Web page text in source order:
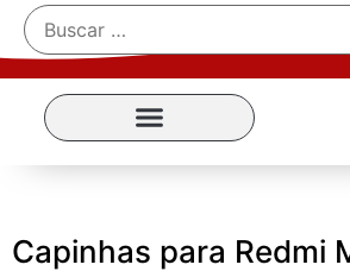
Capinhas para Redmi